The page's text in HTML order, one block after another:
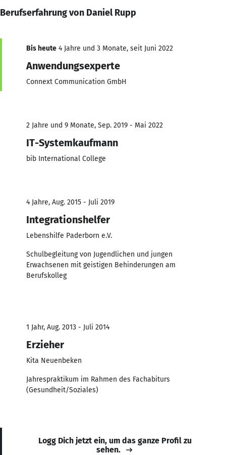
Berufserfahrung von Daniel Rupp
Bis heute 4 Jahre und 3 Monate, seit Juni 2022
Anwendungsexperte
Connext Communication GmbH
2 Jahre und 9 Monate, Sep. 2019 - Mai 2022
IT-Systemkaufmann
bib International College
4 Jahre, Aug. 2015 - Juli 2019
Integrationshelfer
Lebenshilfe Paderborn e.V.
Schulbegleitung von Jugendlichen und jungen
Erwachsenen mit geistigen Behinderungen am
Berufskolleg
1 Jahr, Aug. 2013 - Juli 2014
Erzieher
Kita Neuenbeken
Jahrespraktikum im Rahmen des Fachabiturs
(Gesundheit/Soziales)
Logg Dich jetzt ein, um das ganze Profil zu
sehen.